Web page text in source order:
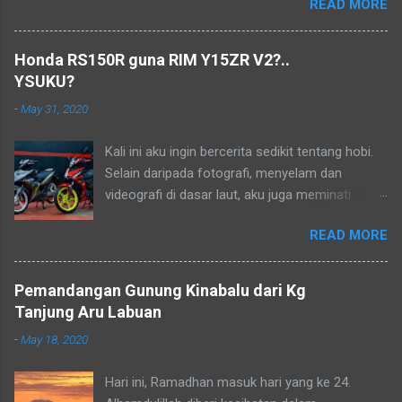
lama ia menjadi lukisan, tetapi tidak mampu
pada masa dahulu. Biarlah ianya menjadi
READ MORE
Honda RS150R guna RIM Y15ZR V2?..
YSUKU?
-May 31, 2020
Kali ini aku ingin bercerita sedikit tentang hobi.
Selain daripada fotografi, menyelam dan
videografi di dasar laut, aku juga meminati
kapcai kerana perjalanan yang sangat jimat dan
membolehkan aku untuk menikmati keindahan
alam dan dikongsikan dengan lensa kamera.
Aku dan kawan-kawan sebenarnya sudah
berkuatkuasa bagi mengekang penularan wabak
READ MORE
Pemandangan Gunung Kinabalu dari Kg
Tanjung Aru Labuan
-May 18, 2020
Hari ini, Ramadhan masuk hari yang ke 24.